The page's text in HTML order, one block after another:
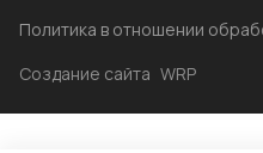
Политика в отношении
Создание сайта WRP